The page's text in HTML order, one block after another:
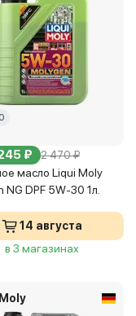
₽ 2 470 ₽
масло Liqui Moly
NG DPF 5W-30 1л.
14 августа
в 3 магазинах